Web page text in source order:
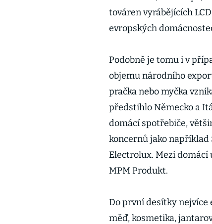
továren vyrábějících
evropských
Podobně je tomu i v
objemu národního
pračka nebo myčka
předstihlo Německo a
domácí spotřebiče,
koncernů jako například
Electrolux. Mezi domácí
MPM Produkt.
Do první desítky nejvíce
měď, kosmetika,